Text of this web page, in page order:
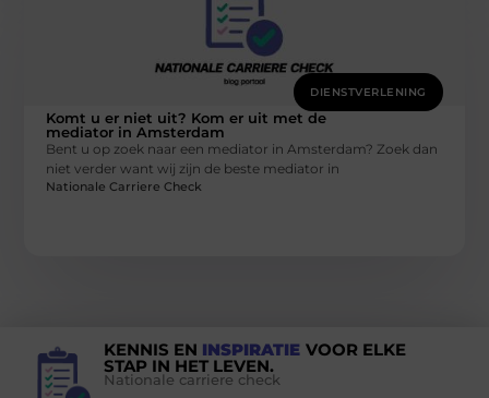
DIENSTVERLENING
Komt u er niet uit? Kom er uit met de
mediator in Amsterdam
Bent u op zoek naar een mediator in Amsterdam? Zoek dan
niet verder want wij zijn de beste mediator in
Nationale Carriere Check
KENNIS EN INSPIRATIE VOOR ELKE
STAP IN HET LEVEN.
Nationale carriere check